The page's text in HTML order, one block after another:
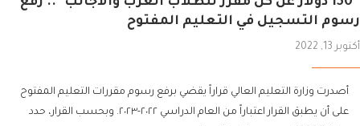
رسوم التسجيل في التعليم المفتوح
أكتوبر 13, 2022
أصدرت وزارة التعليم العالي قراراً يقضي برفع رسوم مقررات التعليم المفتوح
على أن يطبق القرار اعتباراً من العام الدراسي ٢٠٢٢-٢٠٢٣. وبحسب القرار، حدد